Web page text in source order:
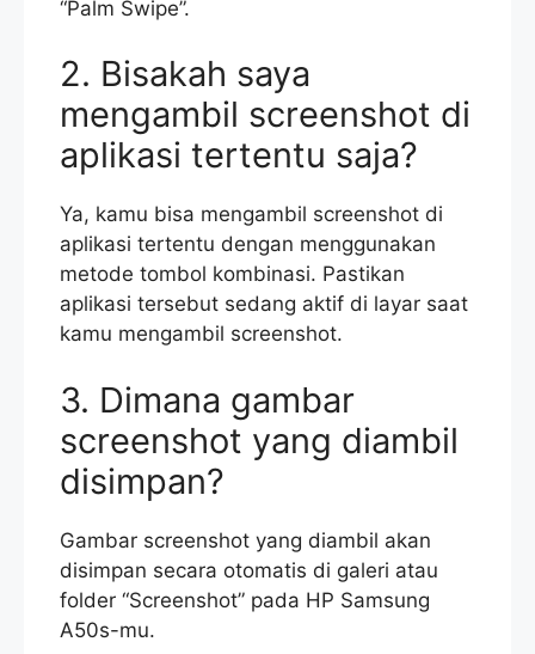
“Palm Swipe”.
2. Bisakah saya
mengambil screenshot di
aplikasi tertentu saja?
Ya, kamu bisa mengambil screenshot di
aplikasi tertentu dengan menggunakan
metode tombol kombinasi. Pastikan
aplikasi tersebut sedang aktif di layar saat
kamu mengambil screenshot.
3. Dimana gambar
screenshot yang diambil
disimpan?
Gambar screenshot yang diambil akan
disimpan secara otomatis di galeri atau
folder “Screenshot” pada HP Samsung
A50s-mu.